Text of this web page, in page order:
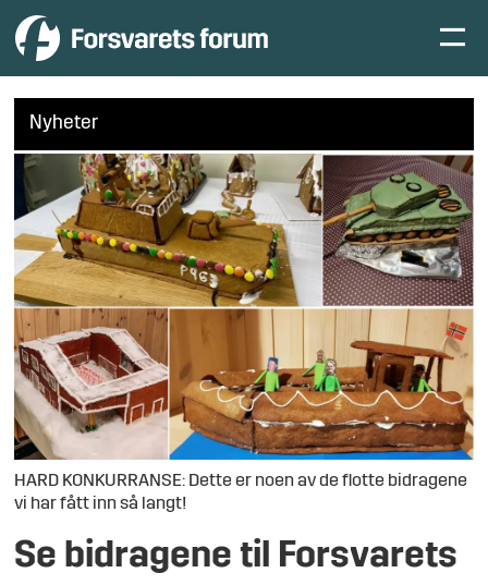
Nyheter
HARD KONKURRANSE: Dette er noen av de flotte bidragene
vi har fått inn så langt!
Se bidragene til Forsvarets